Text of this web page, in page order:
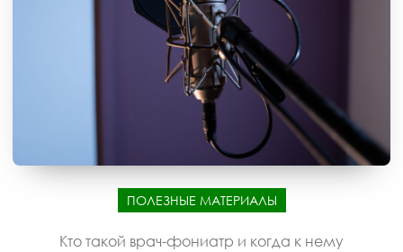
ПОЛЕЗНЫЕ МАТЕРИАЛЫ
Кто такой врач-фониатр и когда к нему